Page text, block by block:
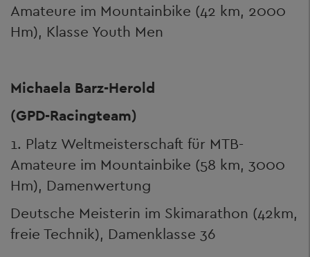
Amateure im Mountainbike (42 km, 2000
Hm), Klasse Youth Men
Michaela Barz-Herold
(GPD-Racingteam)
1. Platz Weltmeisterschaft für MTB-
Amateure im Mountainbike (58 km, 3000
Hm), Damenwertung
Deutsche Meisterin im Skimarathon (42km,
freie Technik), Damenklasse 36